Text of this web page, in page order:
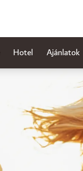
Hotel Ajánlatok